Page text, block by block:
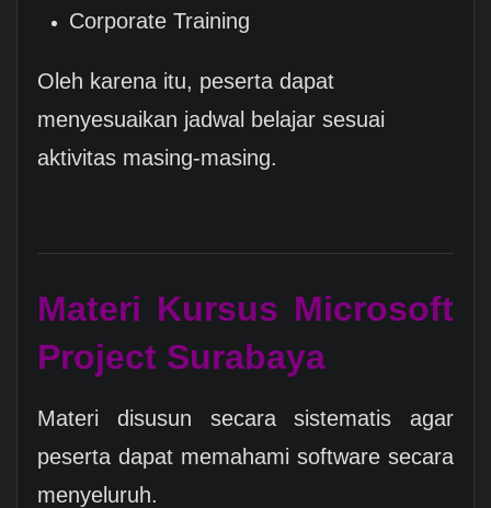
Corporate Training
Oleh karena itu, peserta dapat
menyesuaikan jadwal belajar sesuai
aktivitas masing-masing.
Materi Kursus Microsoft
Project Surabaya
Materi disusun secara sistematis agar
peserta dapat memahami software secara
menyeluruh.